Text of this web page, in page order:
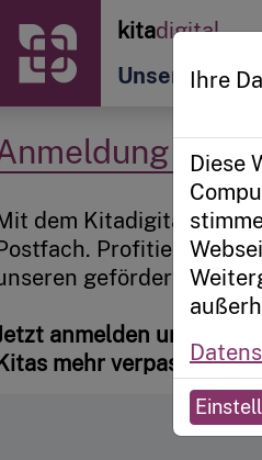
Zur Startseite
kitadigital
Unsere
für
dem Kitadigital-
Profitieren Sie
geförderten
anmelden und
mehr verpassen.
Ihre
Diese